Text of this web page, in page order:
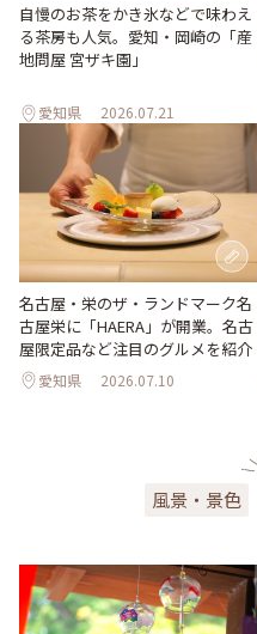
自慢のお茶をかき氷などで味わえ
る茶房も人気。愛知・岡崎の「産
地問屋 宮ザキ園」
愛知県 2026.07.21
名古屋・栄のザ・ランドマーク名
古屋栄に「HAERA」が開業。名古
屋限定品など注目のグルメを紹介
愛知県 2026.07.10
風景・景色